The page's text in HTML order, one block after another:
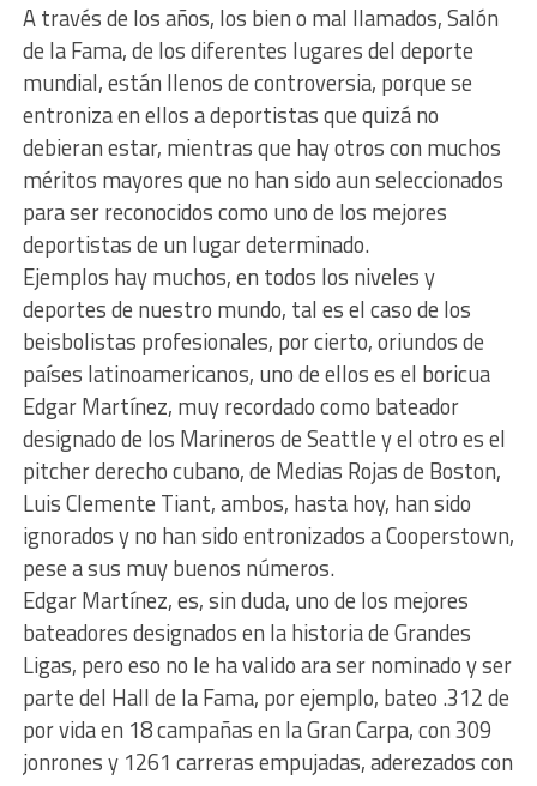
A través de los años, los bien o mal llamados, Salón
de la Fama, de los diferentes lugares del deporte
mundial, están llenos de controversia, porque se
entroniza en ellos a deportistas que quizá no
debieran estar, mientras que hay otros con muchos
méritos mayores que no han sido aun seleccionados
para ser reconocidos como uno de los mejores
deportistas de un lugar determinado.
Ejemplos hay muchos, en todos los niveles y
deportes de nuestro mundo, tal es el caso de los
beisbolistas profesionales, por cierto, oriundos de
países latinoamericanos, uno de ellos es el boricua
Edgar Martínez, muy recordado como bateador
designado de los Marineros de Seattle y el otro es el
pitcher derecho cubano, de Medias Rojas de Boston,
Luis Clemente Tiant, ambos, hasta hoy, han sido
ignorados y no han sido entronizados a Cooperstown,
pese a sus muy buenos números.
Edgar Martínez, es, sin duda, uno de los mejores
bateadores designados en la historia de Grandes
Ligas, pero eso no le ha valido ara ser nominado y ser
parte del Hall de la Fama, por ejemplo, bateo .312 de
por vida en 18 campañas en la Gran Carpa, con 309
jonrones y 1261 carreras empujadas, aderezados con